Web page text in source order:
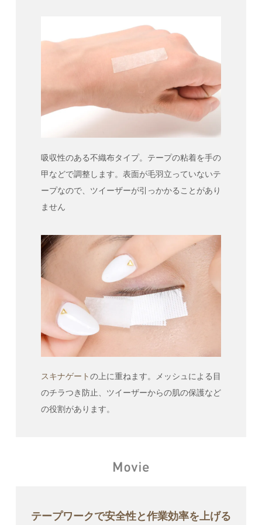
吸収性のある不織布タイプ。テープの粘着を手の
甲などで調整します。表面が毛羽立っていないテ
ープなので、ツイーザーが引っかかることがあり
ません
スキナゲートの上に重ねます。メッシュによる目
のチラつき防止、ツイーザーからの肌の保護など
の役割があります。
テープワークで安全性と作業効率を上げる